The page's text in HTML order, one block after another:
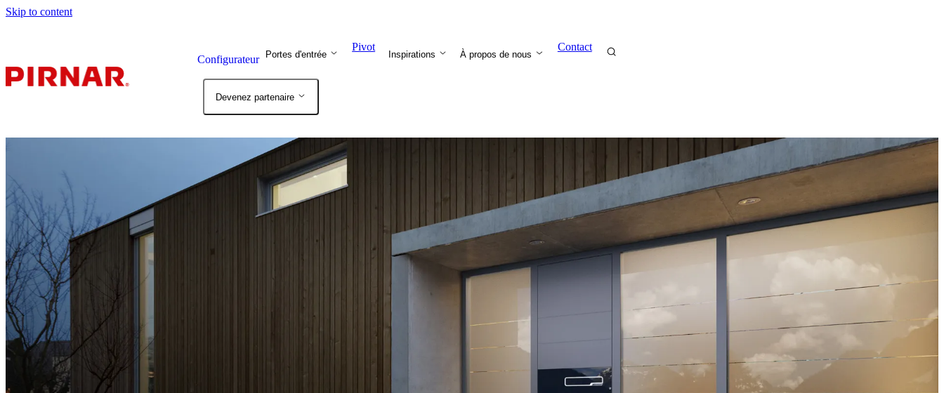
Skip to content
Configurateur Portes d'entrée
Pivot
Inspirations À propos de nous
Contact
Devenez partenaire